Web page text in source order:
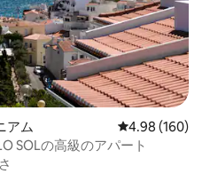
アム レビュー160
4.98 (160)
SOLの高級のアパート